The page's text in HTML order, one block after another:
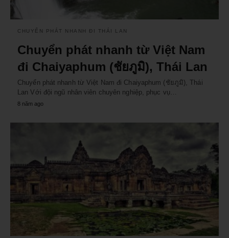
CHUYỂN PHÁT NHANH ĐI THÁI LAN
Chuyển phát nhanh từ Việt Nam
đi Chaiyaphum (ชัยภูมิ), Thái Lan
Chuyển phát nhanh từ Việt Nam đi Chaiyaphum (ชัยภูมิ), Thái
Lan Với đội ngũ nhân viên chuyên nghiệp, phục vụ…
8 năm ago